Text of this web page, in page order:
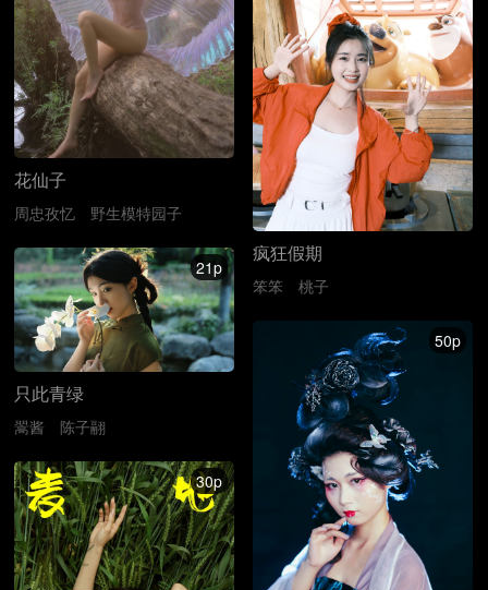
花仙子
周忠孜忆 野生模特园子
疯狂假期
笨笨 桃子
21p
只此青绿
翯酱 陈子翮
50p
30p